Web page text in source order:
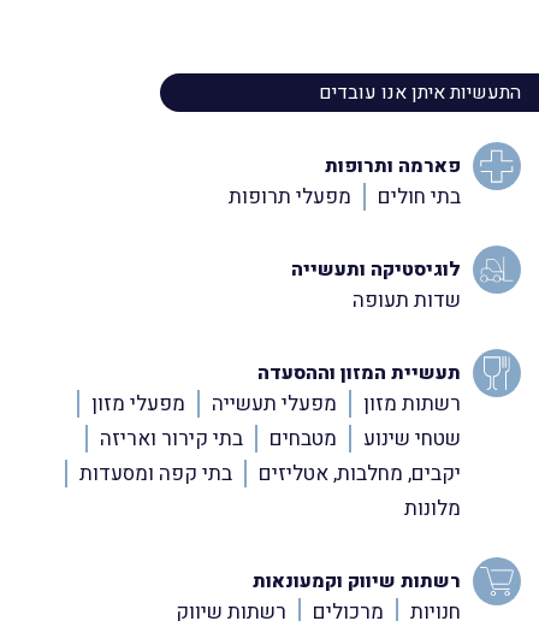
התעשיות איתן אנו עובדים
פארמה ותרופות
בתי חולים מפעלי תרופות
לוגיסטיקה ותעשייה
שדות תעופה
תעשיית המזון וההסעדה
רשתות מזון מפעלי תעשייה
מפעלי מזון
שטחי שינוע
מטבחים
בתי קירור ואריזה
יקבים, מחלבות, אטליזים
בתי קפה ומסעדות
מלונות
רשתות שיווק וקמעונאות
חנויות מרכולים רשתות שיווק